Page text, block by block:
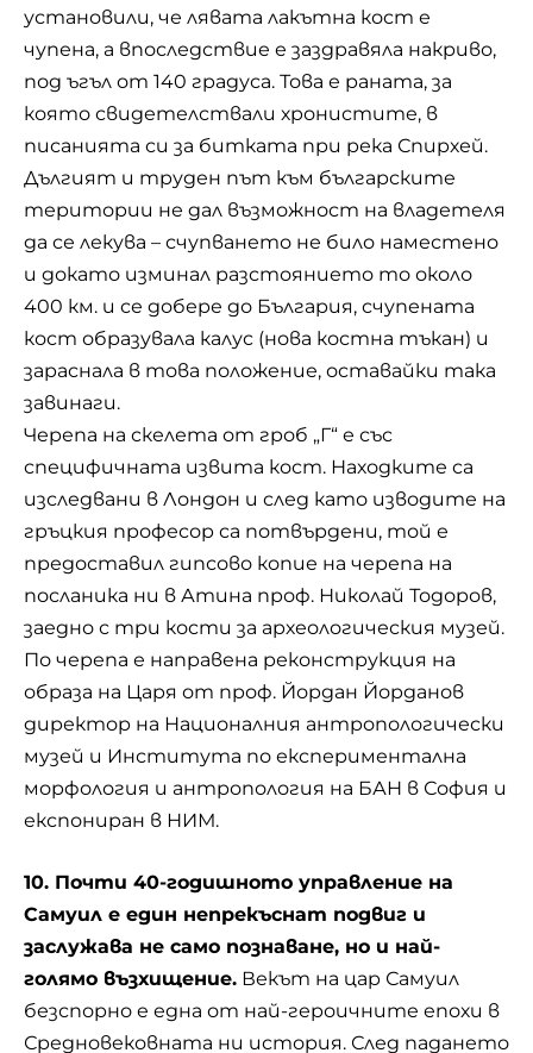
установили, че лявата лакътна кост е
чупена, а впоследствие е заздравяла накриво,
под ъгъл от 140 градуса. Това е раната, за
която свидетелствали хронистите, в
писанията си за битката при река Спирхей.
Дългият и труден път към българските
територии не дал възможност на владетеля
да се лекува – счупването не било наместено
и докато изминал разстоянието то около
400 км. и се добере до България, счупената
кост образувала калус (нова костна тъкан) и
зараснала в това положение, оставайки така
завинаги.
Черепа на скелета от гроб „Г“ е със
специфичната извита кост. Находките са
изследвани в Лондон и след като изводите на
гръцкия професор са потвърдени, той е
предоставил гипсово копие на черепа на
посланика ни в Атина проф. Николай Тодоров,
заедно с три кости за археологическия музей.
По черепа е направена реконструкция на
образа на Царя от проф. Йордан Йорданов
директор на Националния антропологически
музей и Института по експериментална
морфология и антропология на БАН в София и
експониран в НИМ.
10. Почти 40-годишното управление на
Самуил е един непрекъснат подвиг и
заслужава не само познаване, но и най-
голямо възхищение. Векът на цар Самуил
безспорно е една от най-героичните епохи в
Средновековната ни история. След падането